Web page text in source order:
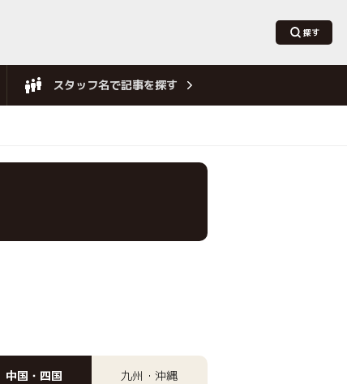
スタッフ名で記事を探す
中国・四国 九州・沖縄